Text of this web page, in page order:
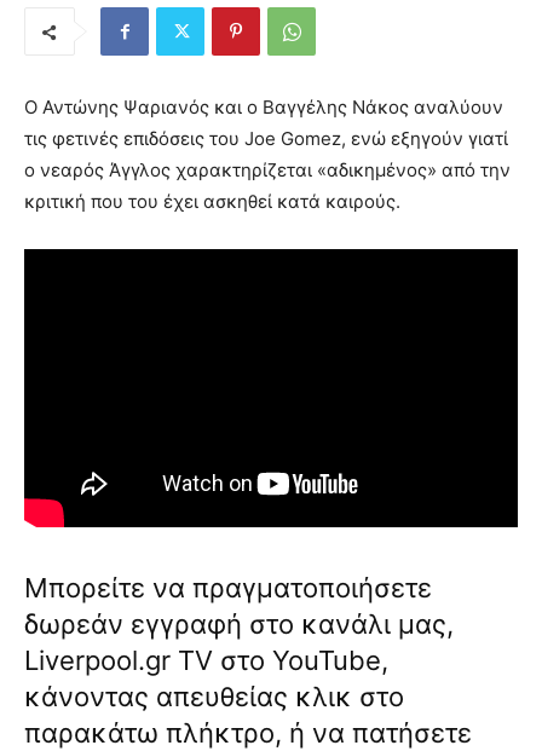
Ο Αντώνης Ψαριανός και ο Βαγγέλης Νάκος αναλύουν
τις φετινές επιδόσεις του Joe Gomez, ενώ εξηγούν γιατί
ο νεαρός Άγγλος χαρακτηρίζεται «αδικημένος» από την
κριτική που του έχει ασκηθεί κατά καιρούς.
Μπορείτε να πραγματοποιήσετε
δωρεάν εγγραφή στο κανάλι μας,
Liverpool.gr TV στο YouTube,
κάνοντας απευθείας κλικ στο
παρακάτω πλήκτρο, ή να πατήσετε